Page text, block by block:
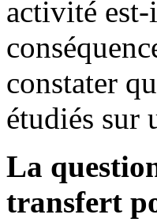
activité
constater
étudiés sur
La
transfert